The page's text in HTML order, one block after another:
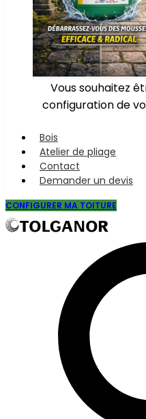
Vous souhaitez
configuration de
Bois
Atelier de pliage
Contact
Demander un devis
CONFIGURER MA TOITURE